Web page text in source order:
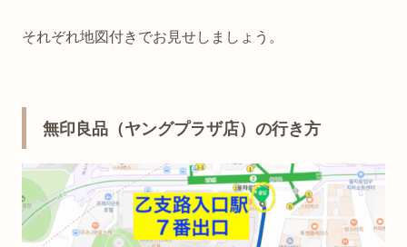
それぞれ地図付きでお見せしましょう。
無印良品（ヤングプラザ店）の行き方